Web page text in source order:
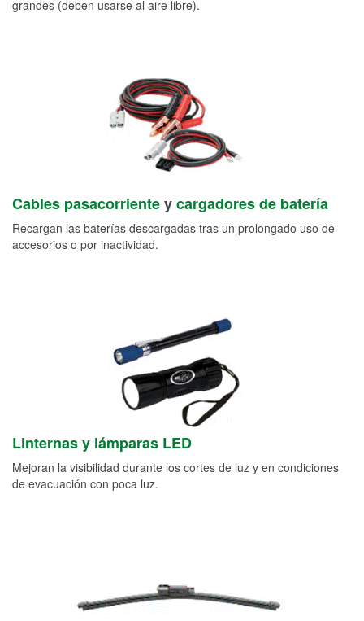
grandes (deben usarse al aire libre).
Cables pasacorrienteycargadores de batería
Recargan las baterías descargadas tras un prolongado uso de
accesorios o por inactividad.
Linternas y lámparas LED
Mejoran la visibilidad durante los cortes de luz y en condiciones
de evacuación con poca luz.